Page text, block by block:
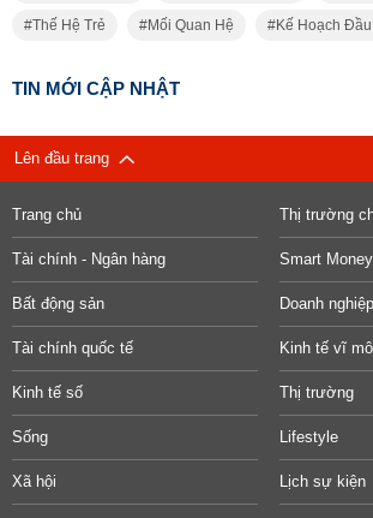
Thế Hệ Trẻ Mối Quan Hệ Kế Hoạch
TIN MỚI CẬP NHẬT
Lên đầu trang
Trang chủ Thị trường
Tài chính - Ngân hàng Smart Money
Bất động sản Doanh nghiệp
Tài chính quốc tế Kinh tế vĩ
Kinh tế số Thị trường
Sống Lifestyle
Xã hội Lịch sự kiện